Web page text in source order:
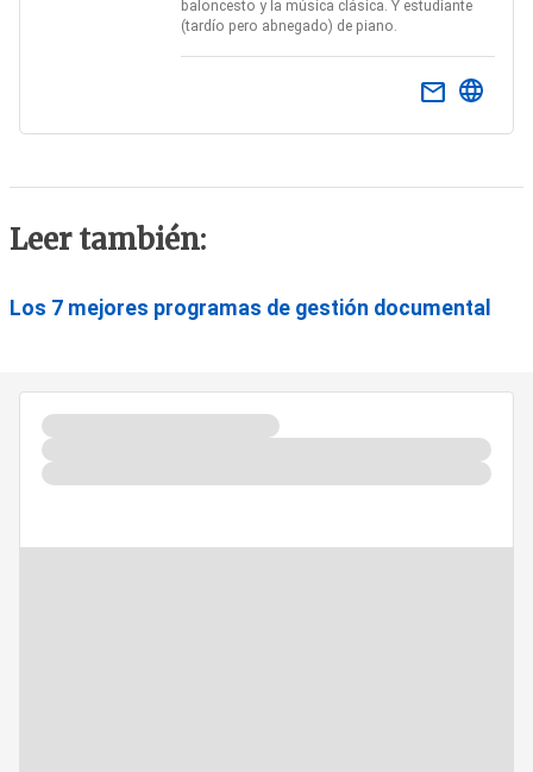
baloncesto y la música clásica. Y estudiante
(tardío pero abnegado) de piano.
email
Leer también:
Los 7 mejores programas de gestión documental